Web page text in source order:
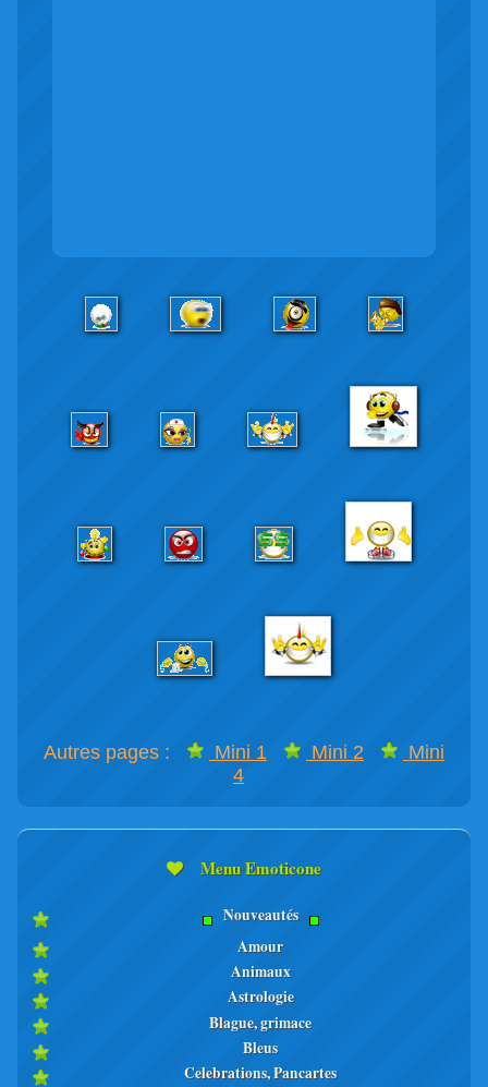
Autres pages : Mini 1 Mini 2
Mini
4
Menu Emoticone
Nouveautés
Amour
Animaux
Astrologie
Blague, grimace
Bleus
Celebrations, Pancartes